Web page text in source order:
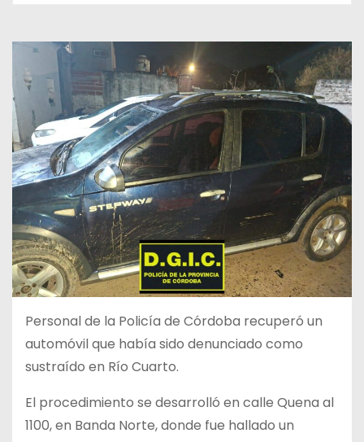
Personal de la Policía de Córdoba recuperó un
automóvil que había sido denunciado como
sustraído en Río Cuarto.
El procedimiento se desarrolló en calle Quena al
1100, en Banda Norte, donde fue hallado un